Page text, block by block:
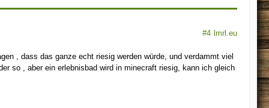
#4 lmrl.eu
, dass das ganze echt riesig werden würde, und verdammt viel
so , aber ein erlebnisbad wird in minecraft riesig, kann ich gleich